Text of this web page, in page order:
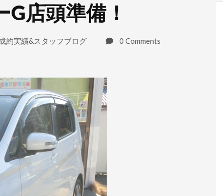
店頭準備！
約実績&スタッフブログ
0 Comments